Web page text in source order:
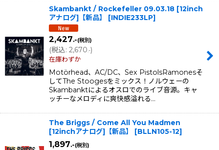
Skambankt / Rockefeller 09.03.18 [12inch
アナログ]【新品】
[INDIE233LP]
2,427.-(税別)
(税込: 2,670.-)
在庫わずか
Motörhead、AC/DC、Sex PistolsRamonesそ
してThe Stoogesをミックス！ノルウェーの
Skambanktによるオスロでのライブ音源。キャ
ッチーなメロディに爽快感溢れる…
The Briggs / Come All You Madmen
[12inchアナログ]【新品】
[BLLN105-12]
1,897.-(税別)